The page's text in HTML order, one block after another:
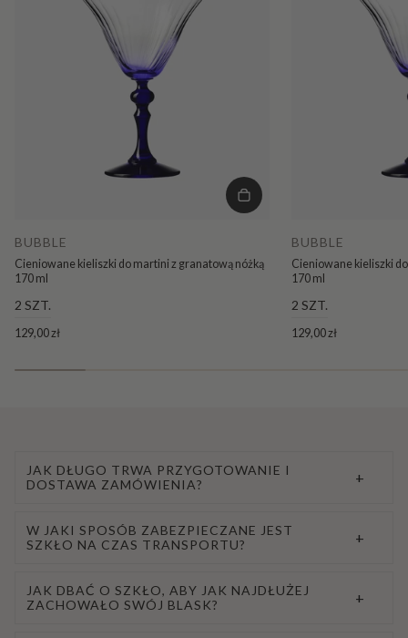
BUBBLE
Cieniowane kieliszki do martini z granatową nóżką
170 ml
2 SZT.
129,00 zł
BUBBLE
Cieniowane kieliszki
170 ml
2 SZT.
129,00 zł
JAK DŁUGO TRWA PRZYGOTOWANIE I
DOSTAWA ZAMÓWIENIA?
+
W JAKI SPOSÓB ZABEZPIECZANE JEST
SZKŁO NA CZAS TRANSPORTU?
+
JAK DBAĆ O SZKŁO, ABY JAK NAJDŁUŻEJ
ZACHOWAŁO SWÓJ BLASK?
+